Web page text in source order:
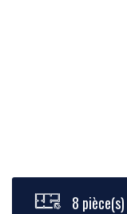
8 pièce(s)